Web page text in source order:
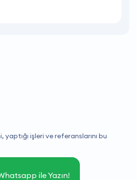
yaptığı işleri ve referanslarını bu
ile Yazın!